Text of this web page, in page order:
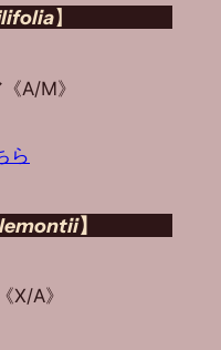
】
A/M》
ら
】
X/A》